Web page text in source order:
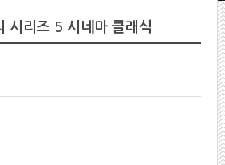
시리즈 5 시네마 클래식